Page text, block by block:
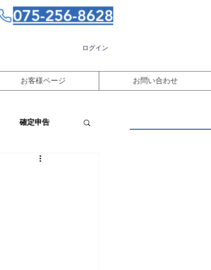
075-256-8628
ログイン
お客様ページ お問い合わせ
確定申告